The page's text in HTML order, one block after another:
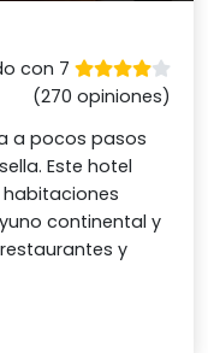
con 7
(270 opiniones)
a pocos pasos
Este hotel
continental y
y